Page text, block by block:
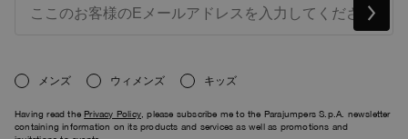
メンズ ウィメンズ キッズ
Having read thePrivacy Policy, please subscribe me to the Parajumpers S.p.A. newsletter
containing information on its products and services as well as promotions and